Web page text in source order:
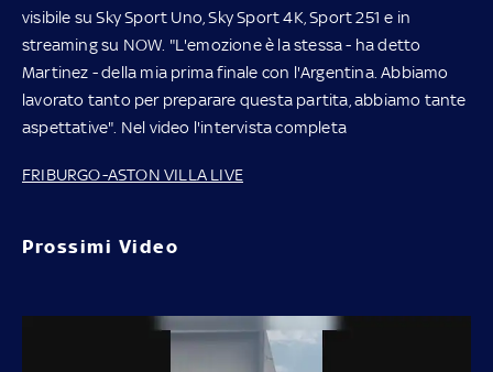
visibile su Sky Sport Uno, Sky Sport 4K, Sport 251 e in
streaming su NOW. "L'emozione è la stessa - ha detto
Martinez - della mia prima finale con l'Argentina. Abbiamo
lavorato tanto per preparare questa partita, abbiamo tante
aspettative". Nel video l'intervista completa
FRIBURGO-ASTON VILLA LIVE
Prossimi Video